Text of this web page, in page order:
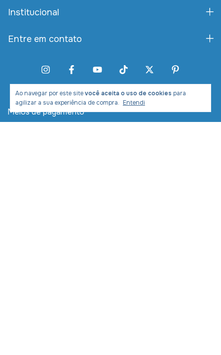
Ao navegar por este sitevocê aceita o uso de cookies para
agilizar a sua experiência de compra. Entendi
Institucional
Entre em contato
Meios de pagamento